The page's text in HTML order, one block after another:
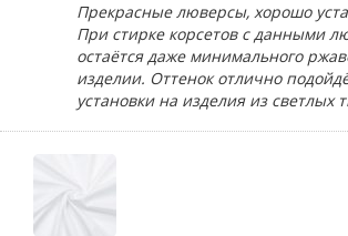
Прекрасные люверсы, хорошо
При стирке корсетов с данными
остаётся даже минимального
изделии. Оттенок отлично
установки на изделия из светлых